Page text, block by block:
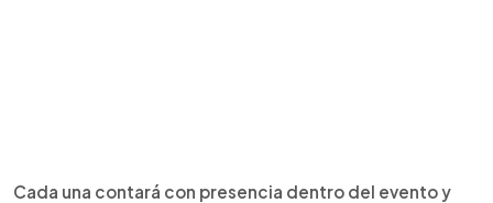
Cada una contará con presencia dentro del evento y